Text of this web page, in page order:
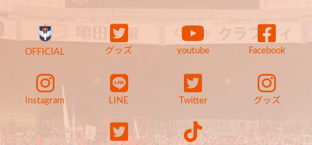
OFFICIAL グッズ youtube Facebook
Instagram LINE Twitter グッズ